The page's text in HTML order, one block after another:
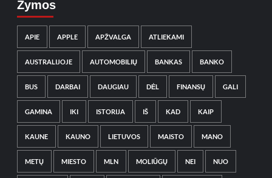
Žymos
APIE APPLE APŽVALGA ATLIEKAMI
AUSTRALIJOJE AUTOMOBILIŲ BANKAS BANKO
BUS DARBAI DAUGIAU DĖL FINANSŲ GALI
GAMINA IKI ISTORIJA IŠ KAD KAIP
KAUNE KAUNO LIETUVOS MAISTO MANO
METŲ MIESTO MLN MOLIŪGŲ NEI NUO